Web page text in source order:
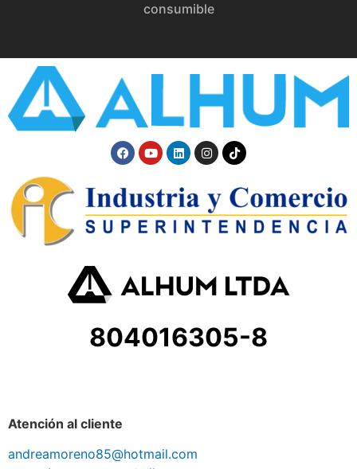
consumible
804016305-8
Atención al cliente
andreamoreno85@hotmail.com